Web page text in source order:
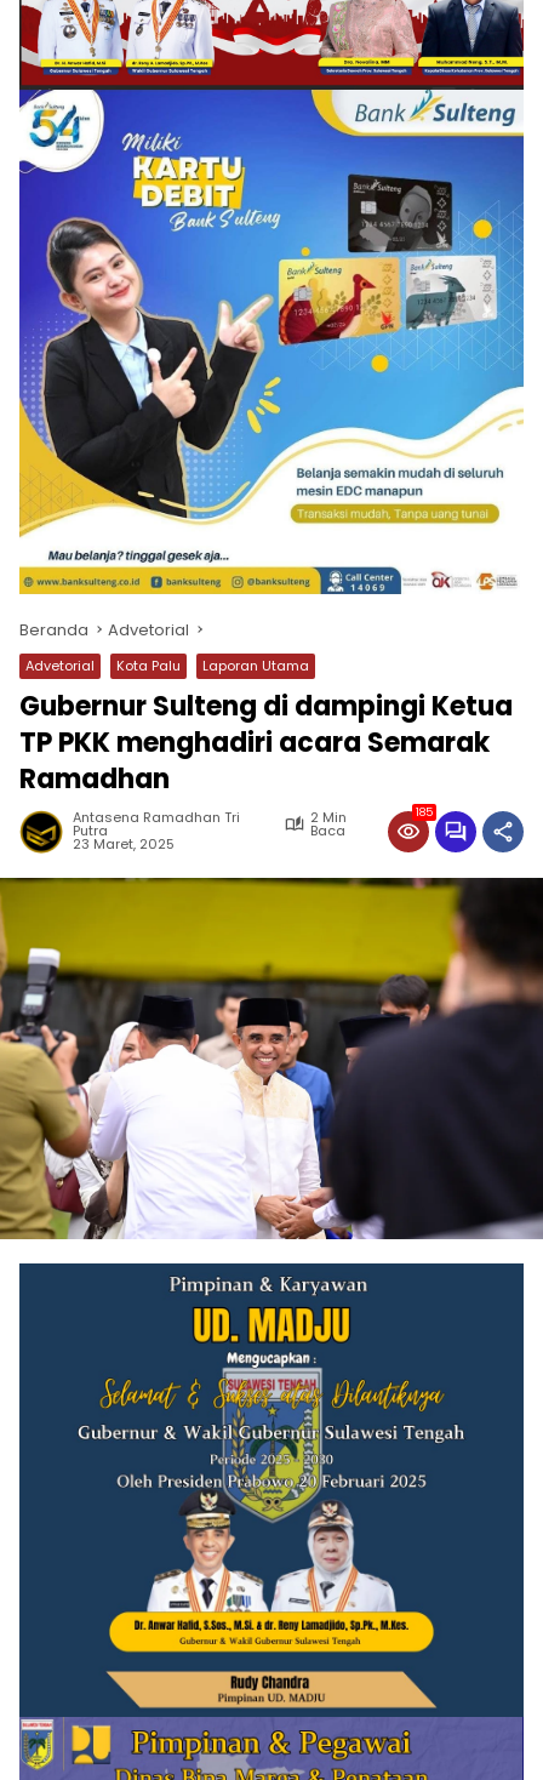
Beranda Advetorial
Advetorial Kota Palu Laporan Utama
Gubernur Sulteng di dampingi Ketua
TP PKK menghadiri acara Semarak
Ramadhan
Antasena Ramadhan Tri
Putra
2 Min
Baca
23 Maret, 2025
185